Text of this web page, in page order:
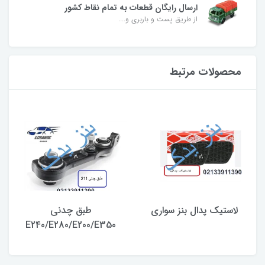
ارسال رایگان قطعات به تمام نقاط کشور
از طریق پست و باربری و....
محصولات مرتبط
لاستیک پدال بنز سواری
طبق چدنی
E240/E280/E200/E350